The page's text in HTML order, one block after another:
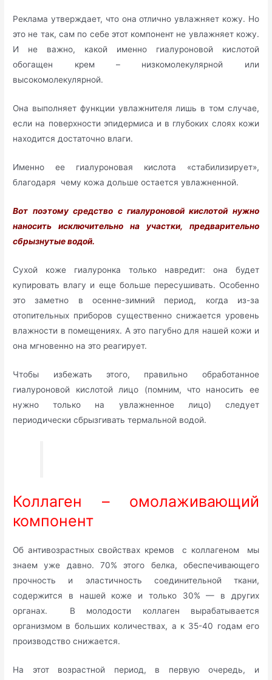
Реклама утверждает, что она отлично увлажняет кожу. Но
это не так, сам по себе этот компонент не увлажняет кожу.
И не важно, какой именно гиалуроновой кислотой
обогащен крем – низкомолекулярной или
высокомолекулярной.
Она выполняет функции увлажнителя лишь в том случае,
если на поверхности эпидермиса и в глубоких слоях кожи
находится достаточно влаги.
Именно ее гиалуроновая кислота «стабилизирует»,
благодаря чему кожа дольше остается увлажненной.
Вот поэтому средство с гиалуроновой кислотой нужно
наносить исключительно на участки, предварительно
сбрызнутые водой.
Сухой коже гиалуронка только навредит: она будет
купировать влагу и еще больше пересушивать. Особенно
это заметно в осенне-зимний период, когда из-за
отопительных приборов существенно снижается уровень
влажности в помещениях. А это пагубно для нашей кожи и
она мгновенно на это реагирует.
Чтобы избежать этого, правильно обработанное
гиалуроновой кислотой лицо (помним, что наносить ее
нужно только на увлажненное лицо) следует
периодически сбрызгивать термальной водой.
Коллаген – омолаживающий
компонент
Об антивозрастных свойствах кремов с коллагеном мы
знаем уже давно. 70% этого белка, обеспечивающего
прочность и эластичность соединительной ткани,
содержится в нашей коже и только 30% — в других
органах. В молодости коллаген вырабатывается
организмом в больших количествах, а к 35-40 годам его
производство снижается.
На этот возрастной период, в первую очередь, и